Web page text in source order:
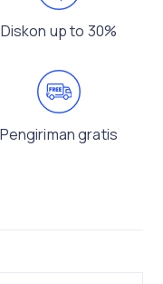
Diskon up to 30%
Pengiriman gratis